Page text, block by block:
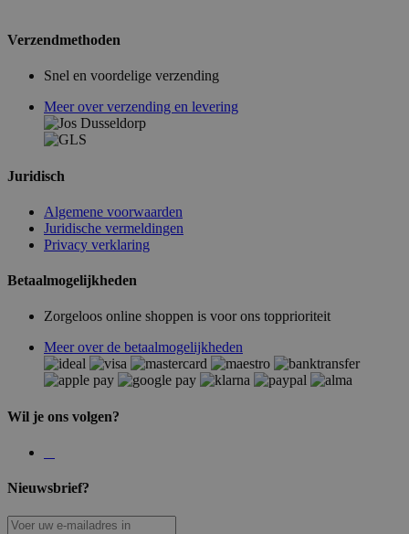
Verzendmethoden
Snel en voordelige verzending
Meer over verzending en levering
Juridisch
Algemene voorwaarden
Juridische vermeldingen
Privacy verklaring
Betaalmogelijkheden
Zorgeloos online shoppen is voor ons topprioriteit
Meer over de betaalmogelijkheden
Wil je ons volgen?
Nieuwsbrief?